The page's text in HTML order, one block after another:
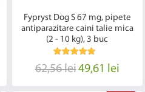
Fypryst Dog S 67 mg, pipete
antiparazitare caini talie mica
(2 - 10 kg), 3 buc
62,56 lei49,61 lei